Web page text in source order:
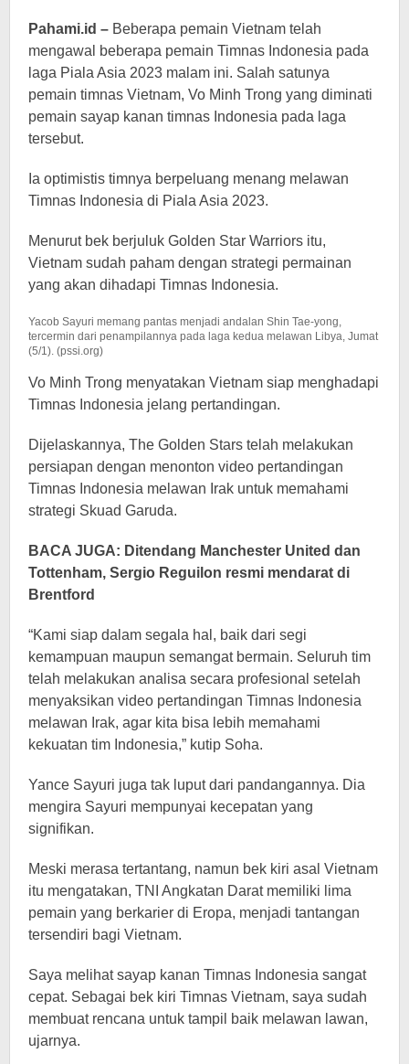
Pahami.id – Beberapa pemain Vietnam telah
mengawal beberapa pemain Timnas Indonesia pada
laga Piala Asia 2023 malam ini. Salah satunya
pemain timnas Vietnam, Vo Minh Trong yang diminati
pemain sayap kanan timnas Indonesia pada laga
tersebut.
Ia optimistis timnya berpeluang menang melawan
Timnas Indonesia di Piala Asia 2023.
Menurut bek berjuluk Golden Star Warriors itu,
Vietnam sudah paham dengan strategi permainan
yang akan dihadapi Timnas Indonesia.
Yacob Sayuri memang pantas menjadi andalan Shin Tae-yong,
tercermin dari penampilannya pada laga kedua melawan Libya, Jumat
(5/1). (pssi.org)
Vo Minh Trong menyatakan Vietnam siap menghadapi
Timnas Indonesia jelang pertandingan.
Dijelaskannya, The Golden Stars telah melakukan
persiapan dengan menonton video pertandingan
Timnas Indonesia melawan Irak untuk memahami
strategi Skuad Garuda.
BACA JUGA: Ditendang Manchester United dan
Tottenham, Sergio Reguilon resmi mendarat di
Brentford
“Kami siap dalam segala hal, baik dari segi
kemampuan maupun semangat bermain. Seluruh tim
telah melakukan analisa secara profesional setelah
menyaksikan video pertandingan Timnas Indonesia
melawan Irak, agar kita bisa lebih memahami
kekuatan tim Indonesia,” kutip Soha.
Yance Sayuri juga tak luput dari pandangannya. Dia
mengira Sayuri mempunyai kecepatan yang
signifikan.
Meski merasa tertantang, namun bek kiri asal Vietnam
itu mengatakan, TNI Angkatan Darat memiliki lima
pemain yang berkarier di Eropa, menjadi tantangan
tersendiri bagi Vietnam.
Saya melihat sayap kanan Timnas Indonesia sangat
cepat. Sebagai bek kiri Timnas Vietnam, saya sudah
membuat rencana untuk tampil baik melawan lawan,
ujarnya.